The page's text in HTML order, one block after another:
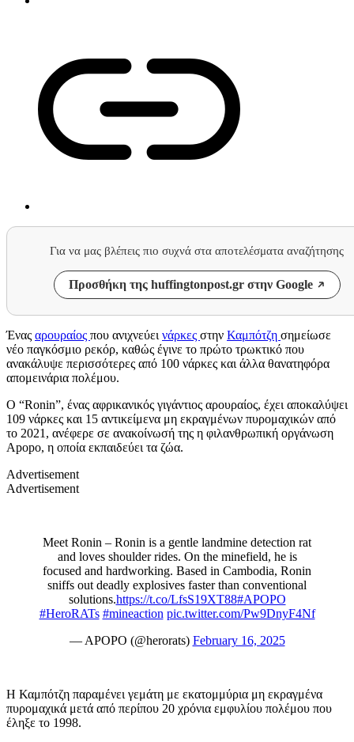
Για να μας βλέπεις πιο συχνά στα αποτελέσματα αναζήτησης
Προσθήκη της huffingtonpost.gr στην Google
Ένας αρουραίος που ανιχνεύει νάρκες στην Καμπότζη σημείωσε
νέο παγκόσμιο ρεκόρ, καθώς έγινε το πρώτο τρωκτικό που
ανακάλυψε περισσότερες από 100 νάρκες και άλλα θανατηφόρα
απομεινάρια πολέμου.
Ο “Ronin”, ένας αφρικανικός γιγάντιος αρουραίος, έχει αποκαλύψει
109 νάρκες και 15 αντικείμενα μη εκραγμένων πυρομαχικών από
το 2021, ανέφερε σε ανακοίνωσή της η φιλανθρωπική οργάνωση
Apopo, η οποία εκπαιδεύει τα ζώα.
Advertisement
Advertisement
Meet Ronin – Ronin is a gentle landmine detection rat
and loves shoulder rides. On the minefield, he is
focused and hardworking. Based in Cambodia, Ronin
sniffs out deadly explosives faster than conventional
solutions.https://t.co/LfsS19XT88#APOPO
#HeroRATs #mineaction pic.twitter.com/Pw9DnyF4Nf
— APOPO (@herorats) February 16, 2025
Η Καμπότζη παραμένει γεμάτη με εκατομμύρια μη εκραγμένα
πυρομαχικά μετά από περίπου 20 χρόνια εμφυλίου πολέμου που
έληξε το 1998.